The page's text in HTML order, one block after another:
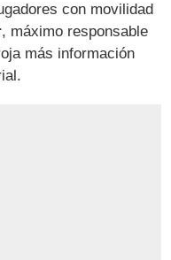
con movilidad
, máximo responsable
más información